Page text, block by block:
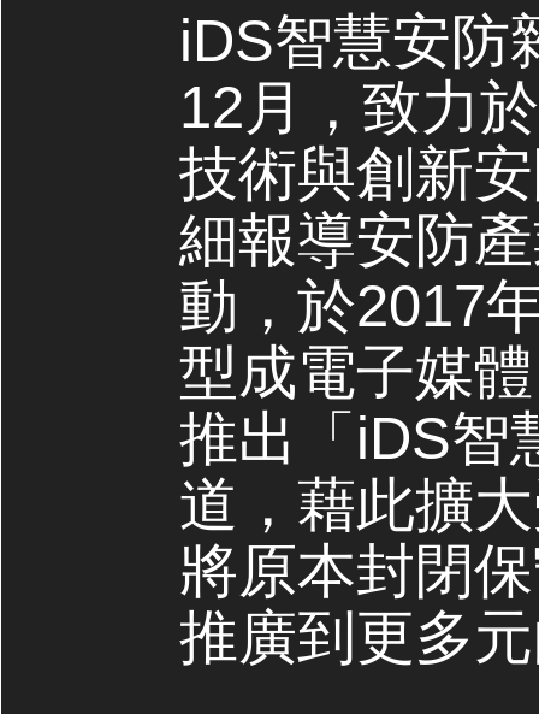
iDS智慧安防
12月，致力
技術與創新
細報導安防
動，於2017
型成電子媒
推出「iDS智
道，藉此擴
將原本封閉
推廣到更多